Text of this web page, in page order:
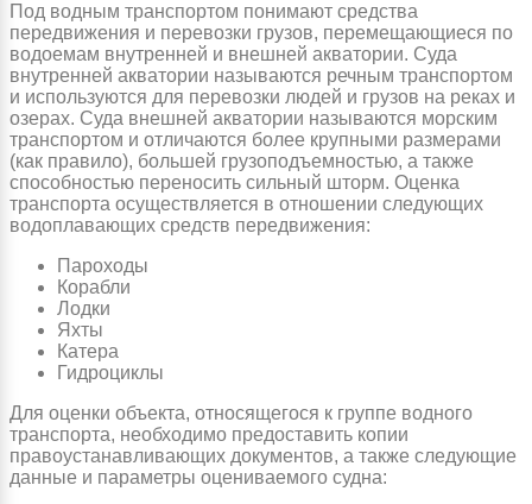
Под водным транспортом понимают средства
передвижения и перевозки грузов, перемещающиеся по
водоемам внутренней и внешней акватории. Суда
внутренней акватории называются речным транспортом
и используются для перевозки людей и грузов на реках и
озерах. Суда внешней акватории называются морским
транспортом и отличаются более крупными размерами
(как правило), большей грузоподъемностью, а также
способностью переносить сильный шторм. Оценка
транспорта осуществляется в отношении следующих
водоплавающих средств передвижения:
Пароходы
Корабли
Лодки
Яхты
Катера
Гидроциклы
Для оценки объекта, относящегося к группе водного
транспорта, необходимо предоставить копии
правоустанавливающих документов, а также следующие
данные и параметры оцениваемого судна: